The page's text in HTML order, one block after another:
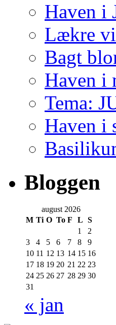
Haven i
Lækre
Bagt
Haven i
Tema:
Haven i
Bloggen
august 2026
M Ti O To F L S
1
2
3
4 5 6 7 8
9
10 11 12 13 14 15 16
17 18 19 20 21 22 23
24 25 26 27 28 29 30
31
« jan